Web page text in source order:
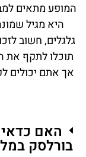
המופע מתאים
היא מגיל
גלגלים, חשוב
תוכלו לתקף את
אך אתם יכולים
האם
בורלסק